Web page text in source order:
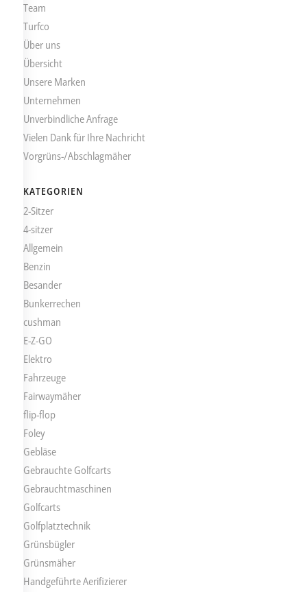
Team
Turfco
Über uns
Übersicht
Unsere Marken
Unternehmen
Unverbindliche Anfrage
Vielen Dank für Ihre Nachricht
Vorgrüns-/Abschlagmäher
KATEGORIEN
2-Sitzer
4-sitzer
Allgemein
Benzin
Besander
Bunkerrechen
cushman
E-Z-GO
Elektro
Fahrzeuge
Fairwaymäher
flip-flop
Foley
Gebläse
Gebrauchte Golfcarts
Gebrauchtmaschinen
Golfcarts
Golfplatztechnik
Grünsbügler
Grünsmäher
Handgeführte Aerifizierer